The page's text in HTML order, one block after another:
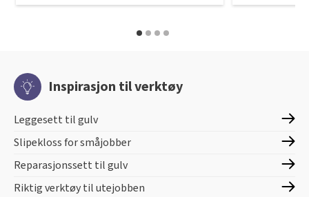
Inspirasjon til verktøy
Leggesett til gulv
Slipekloss for småjobber
Reparasjonssett til gulv
Riktig verktøy til utejobben